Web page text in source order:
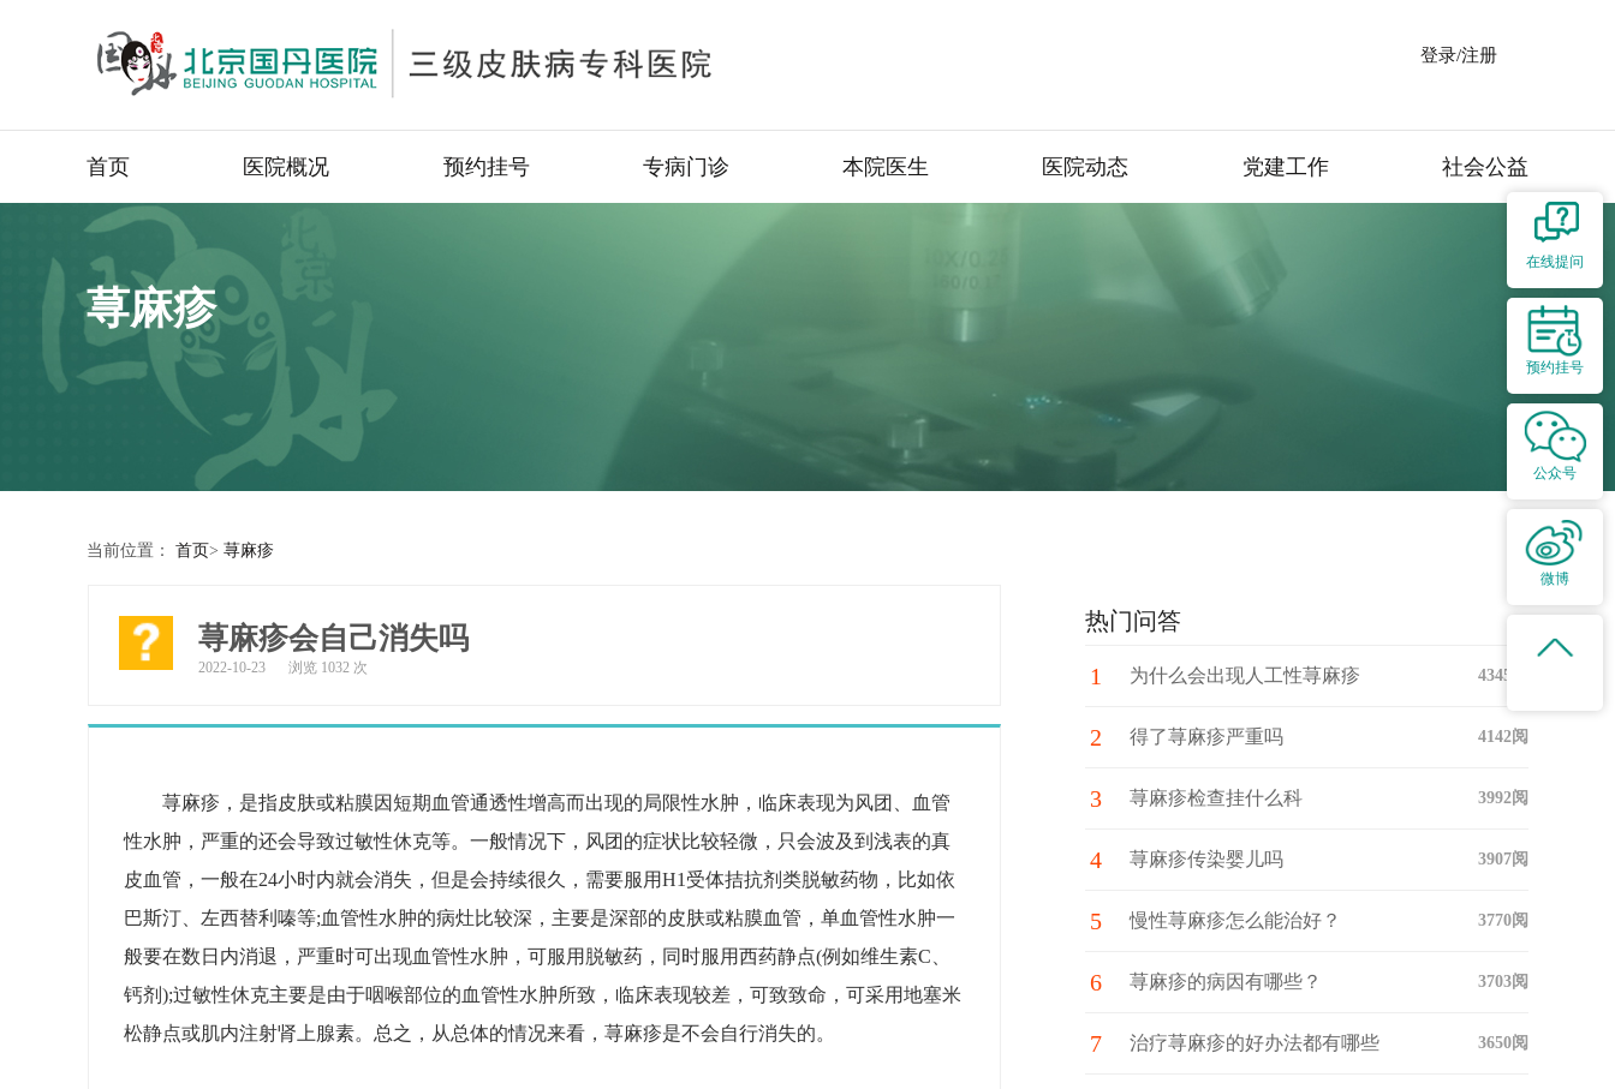
登录/注册
首页 医院概况 预约挂号 专病门诊 本院医生 医院动态 党建工作 社会公益
荨麻疹
当前位置： 首页> 荨麻疹
荨麻疹会自己消失吗
2022-10-23 浏览 1032 次
荨麻疹，是指皮肤或粘膜因短期血管通透性增高而出现的局限性水肿，临床表现为风团、血管
性水肿，严重的还会导致过敏性休克等。一般情况下，风团的症状比较轻微，只会波及到浅表的真
皮血管，一般在24小时内就会消失，但是会持续很久，需要服用H1受体拮抗剂类脱敏药物，比如依
巴斯汀、左西替利嗪等;血管性水肿的病灶比较深，主要是深部的皮肤或粘膜血管，单血管性水肿一
般要在数日内消退，严重时可出现血管性水肿，可服用脱敏药，同时服用西药静点(例如维生素C、
钙剂);过敏性休克主要是由于咽喉部位的血管性水肿所致，临床表现较差，可致致命，可采用地塞米
松静点或肌内注射肾上腺素。总之，从总体的情况来看，荨麻疹是不会自行消失的。
热门问答
1 为什么会出现人工性荨麻疹 4345阅
2 得了荨麻疹严重吗 4142阅
3 荨麻疹检查挂什么科 3992阅
4 荨麻疹传染婴儿吗 3907阅
5 慢性荨麻疹怎么能治好？ 3770阅
6 荨麻疹的病因有哪些？ 3703阅
7 治疗荨麻疹的好办法都有哪些 3650阅
在线提问
预约挂号
公众号
微博